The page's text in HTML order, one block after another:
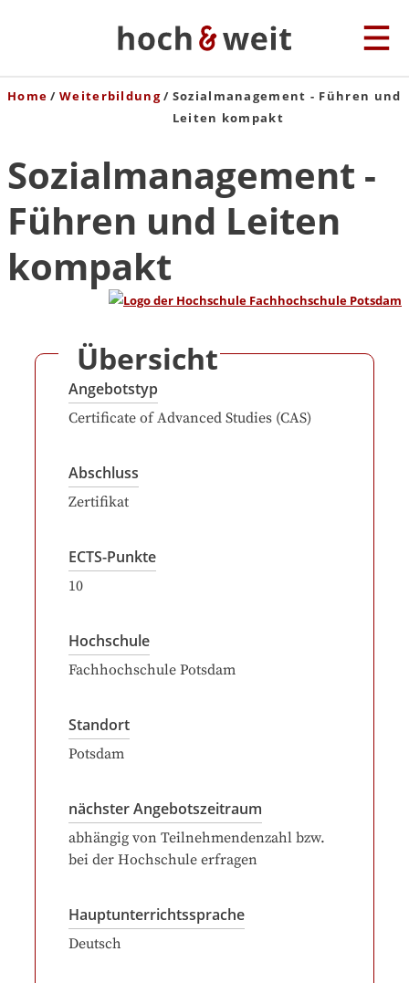
Home Weiterbildung
Sozialmanagement - Führen und
Leiten kompakt
Sozialmanagement -
Führen und Leiten
kompakt
Übersicht
Angebotstyp
Certificate of Advanced Studies (CAS)
Abschluss
Zertifikat
ECTS-Punkte
10
Hochschule
Fachhochschule Potsdam
Standort
Potsdam
nächster Angebotszeitraum
abhängig von Teilnehmendenzahl bzw.
bei der Hochschule erfragen
Hauptunterrichtssprache
Deutsch